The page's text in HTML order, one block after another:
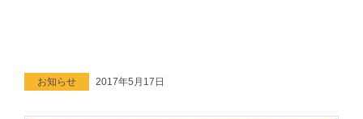
お知らせ 2017年5月17日